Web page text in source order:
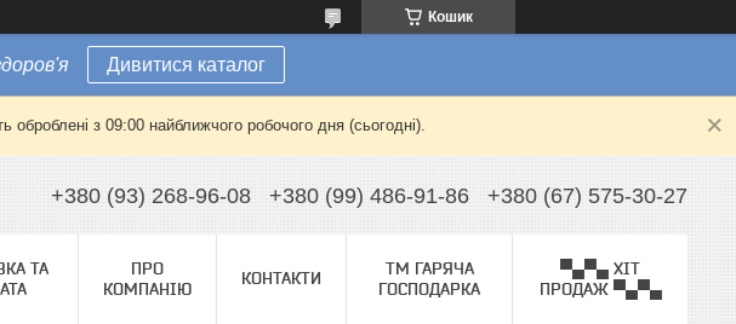
Кошик
Дивитися каталог
з 09:00 найближчого робочого дня (сьогодні).
+380 (93) 268-96-08 +380 (99) 486-91-86 +380 (67) 575-30-27
ТА
ПРО
КОМПАНІЮ
КОНТАКТИ
ТМ ГАРЯЧА
ГОСПОДАРКА
▀▄▀▄ ХІТ
ПРОДАЖ ▀▄▀▄